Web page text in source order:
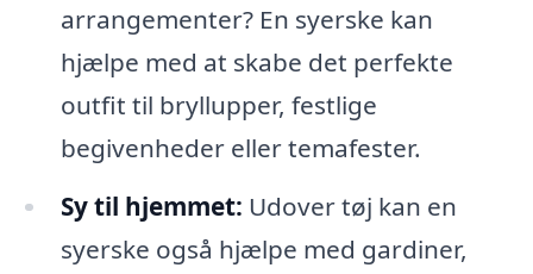
arrangementer? En syerske kan
hjælpe med at skabe det perfekte
outfit til bryllupper, festlige
begivenheder eller temafester.
Sy til hjemmet: Udover tøj kan en
syerske også hjælpe med gardiner,